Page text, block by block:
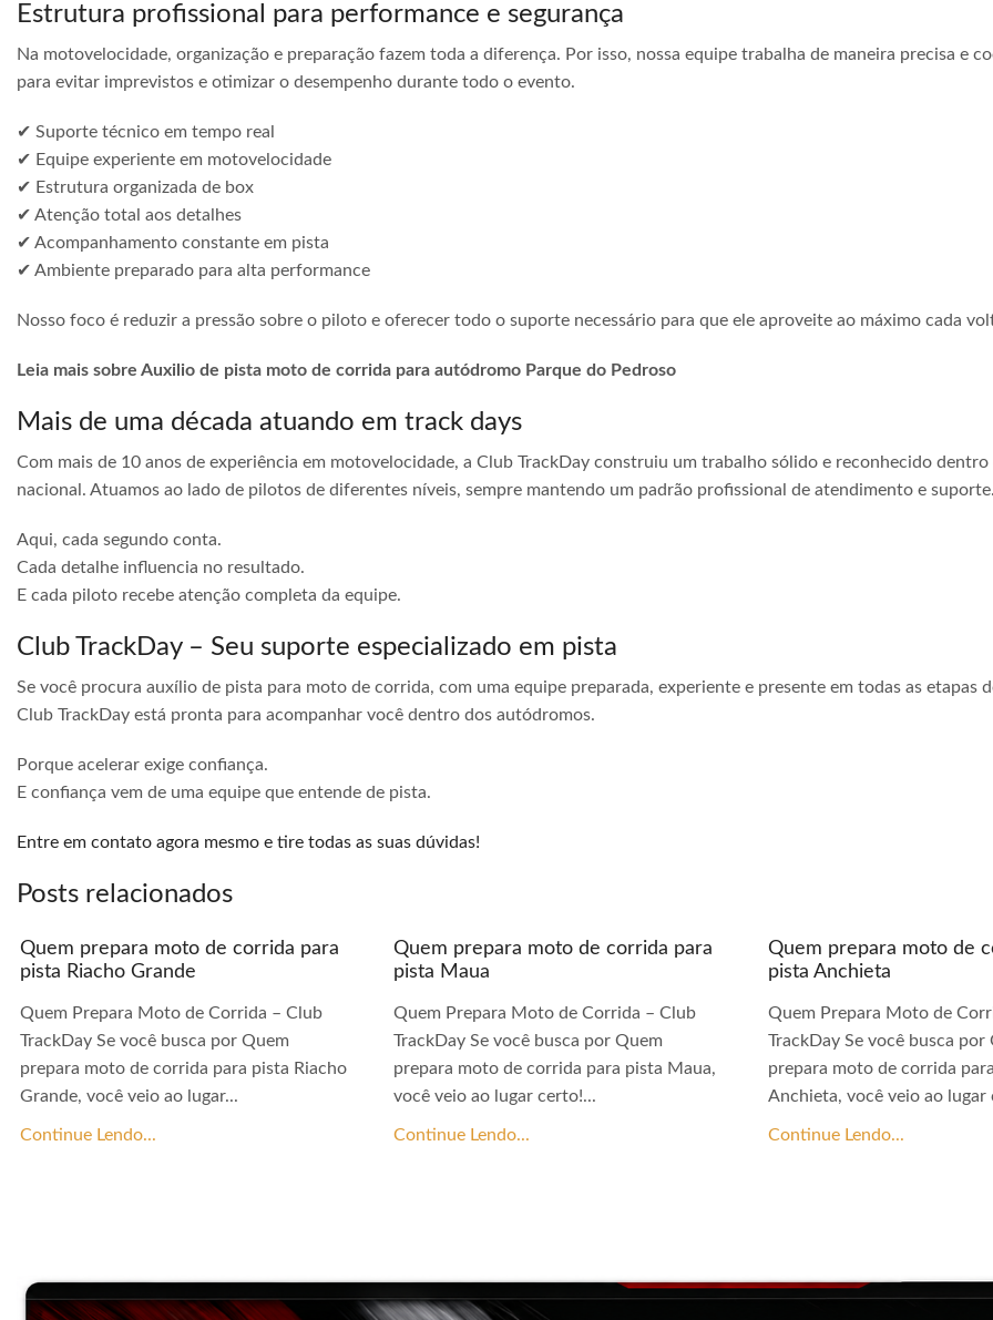
Estrutura profissional para performance e segurança
Na motovelocidade, organização e preparação fazem toda a diferença. Por isso, nossa equipe trabalha de maneira precisa e
para evitar imprevistos e otimizar o desempenho durante todo o evento.
✔ Suporte técnico em tempo real
✔ Equipe experiente em motovelocidade
✔ Estrutura organizada de box
✔ Atenção total aos detalhes
✔ Acompanhamento constante em pista
✔ Ambiente preparado para alta performance
Nosso foco é reduzir a pressão sobre o piloto e oferecer todo o suporte necessário para que ele aproveite ao máximo cada
Leia mais sobre Auxilio de pista moto de corrida para autódromo Parque do Pedroso
Mais de uma década atuando em track days
Com mais de 10 anos de experiência em motovelocidade, a Club TrackDay construiu um trabalho sólido e reconhecido
nacional. Atuamos ao lado de pilotos de diferentes níveis, sempre mantendo um padrão profissional de atendimento e suporte.
Aqui, cada segundo conta.
Cada detalhe influencia no resultado.
E cada piloto recebe atenção completa da equipe.
Club TrackDay – Seu suporte especializado em pista
Se você procura auxílio de pista para moto de corrida, com uma equipe preparada, experiente e presente em todas as etapas
Club TrackDay está pronta para acompanhar você dentro dos autódromos.
Porque acelerar exige confiança.
E confiança vem de uma equipe que entende de pista.
Entre em contato agora mesmo e tire todas as suas dúvidas!
Posts relacionados
Quem prepara moto de corrida para
pista Riacho Grande
Quem Prepara Moto de Corrida – Club
TrackDay Se você busca por Quem
prepara moto de corrida para pista Riacho
Grande, você veio ao lugar...
Continue Lendo...
Quem prepara moto de corrida para
pista Maua
Quem Prepara Moto de Corrida – Club
TrackDay Se você busca por Quem
prepara moto de corrida para pista Maua,
você veio ao lugar certo!...
Continue Lendo...
Quem prepara moto de
pista Anchieta
Quem Prepara Moto de
TrackDay Se você busca por
prepara moto de corrida
Anchieta, você veio ao lugar
Continue Lendo...